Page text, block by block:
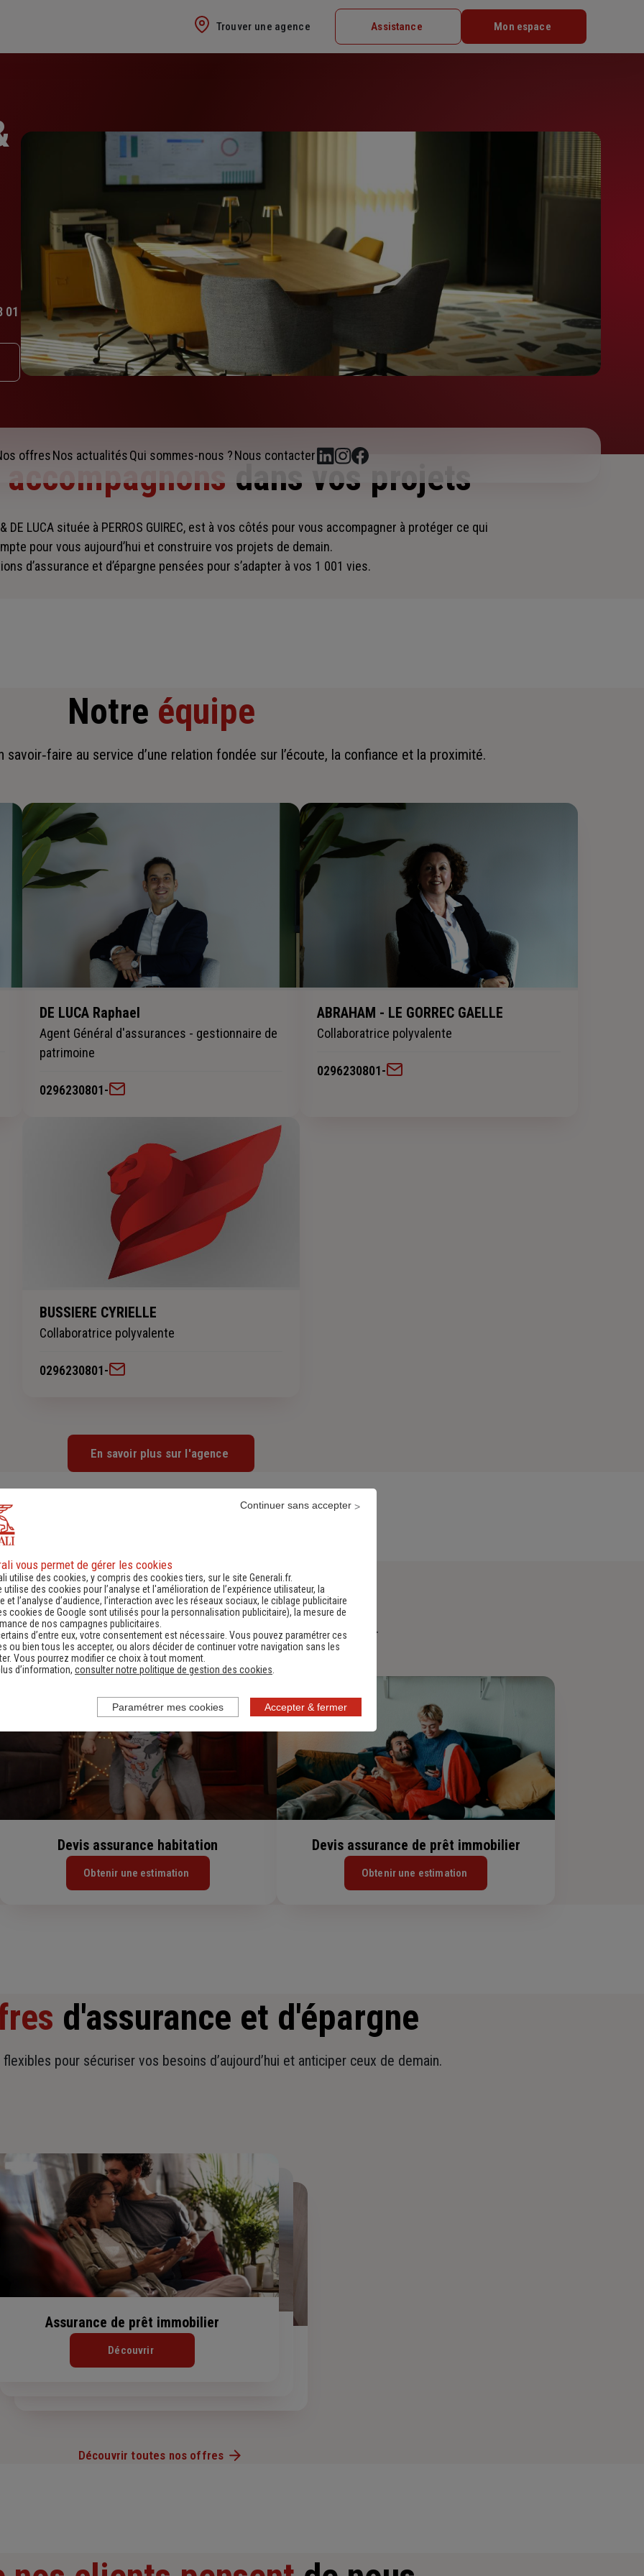
Trouver une agence Assistance Mon espace
01
offresNos actualitésQui sommes-nous ?Nous contacter
dans vos projets
DE LUCA située à PERROS GUIREC, est à vos côtés pour vous accompagner à protéger ce qui
pour vous aujourd’hui et construire vos projets de demain.
d’assurance et d’épargne pensées pour s’adapter à vos 1 001 vies.
Notre équipe
savoir‑faire au service d’une relation fondée sur l’écoute, la confiance et la proximité.
DE LUCA Raphael
Agent Général d'assurances - gestionnaire de
patrimoine
0296230801-
ABRAHAM - LE GORREC GAELLE
Collaboratrice polyvalente
0296230801-
BUSSIERE CYRIELLE
Collaboratrice polyvalente
0296230801-
En savoir plus sur l'agence
Faitesune simulation
simulation tarifaire d'assurance, auto, habitation, prêt immobilier.
Devis assurance habitation
Obtenir une estimation
Devis assurance de prêt immobilier
Obtenir une estimation
d'assurance et d'épargne
pour sécuriser vos besoins d’aujourd’hui et anticiper ceux de demain.
Assurance Vie
Le PER Generali Patrimoine
Découvrir
Assurance de prêt immobilier
Découvrir
Découvrir toutes nos offres
vous permet de gérer les cookies
utilise des cookies, y compris des cookies tiers, sur le site Generali.fr.
utilise des cookies pour l’analyse et l'amélioration de l’expérience utilisateur, la
et l’analyse d’audience, l’interaction avec les réseaux sociaux, le ciblage publicitaire
cookies de Google sont utilisés pour la personnalisation publicitaire), la mesure de
de nos campagnes publicitaires.
d’entre eux, votre consentement est nécessaire. Vous pouvez paramétrer ces
ou bien tous les accepter, ou alors décider de continuer votre navigation sans les
Vous pourrez modifier ce choix à tout moment.
d’information, consulter notre politique de gestion des cookies
Accepter & fermer
Continuer sans accepter
Paramétrer mes cookies